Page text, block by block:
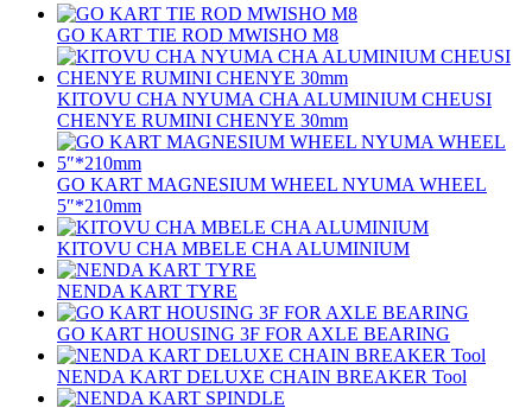
GO KART TIE ROD MWISHO M8
KITOVU CHA NYUMA CHA ALUMINIUM CHEUSI
CHENYE RUMINI CHENYE 30mm
GO KART MAGNESIUM WHEEL NYUMA WHEEL
5″*210mm
KITOVU CHA MBELE CHA ALUMINIUM
NENDA KART TYRE
GO KART HOUSING 3F FOR AXLE BEARING
NENDA KART DELUXE CHAIN ​​BREAKER Tool